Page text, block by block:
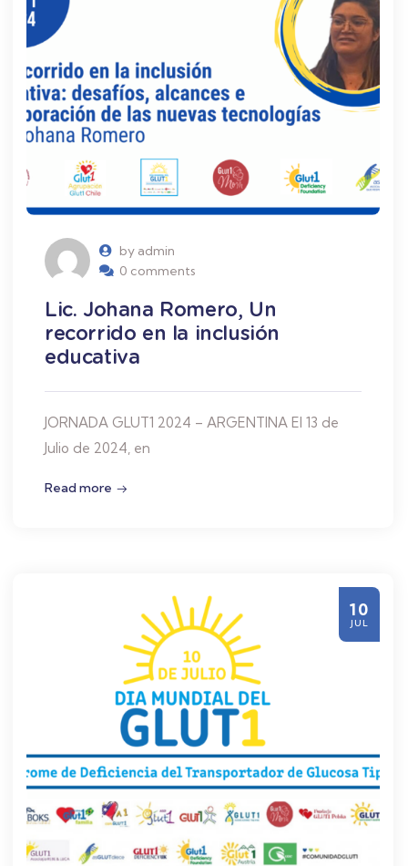
by admin
0 comments
Lic. Johana Romero, Un
recorrido en la inclusión
educativa
JORNADA GLUT1 2024 – ARGENTINA El 13 de
Julio de 2024, en
Read more
10
JUL